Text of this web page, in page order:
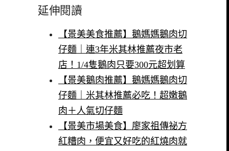
延伸閱讀
【景美美食推薦】鵝媽媽鵝肉切
仔麵｜連3年米其林推薦夜市老
店！1/4隻鵝肉只要300元超划算
【景美鵝肉推薦】鵝媽媽鵝肉切
仔麵｜米其林推薦必吃！超嫩鵝
肉＋人氣切仔麵
【景美市場美食】廖家祖傳祕方
紅糟肉，便宜又好吃的紅燒肉就